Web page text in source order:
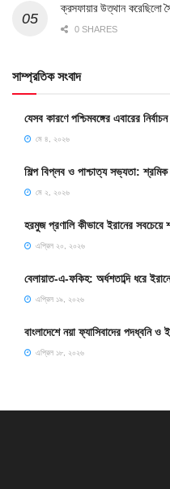
ক্রসফায়ার উত্থান করেছিলো
0 SHARES
সাম্প্রতিক সংবাদ
যেসব কারণে পশ্চিমবঙ্গের এবারের
মে ৪, ২০২৬
শিল্প বিপ্লব ও পাশ্চাত্য সভ্যতা: শ্রমিক
মে ২, ২০২৬
হরমুজ প্রণালি কীভাবে ইরানের সবচেয়ে
এপ্রিল ২০, ২০২৬
বেলায়াত-এ-ফকিহ: অর্ধশতাব্দি ধরে
এপ্রিল ১৯, ২০২৬
বাংলাদেশে নয়া ফ্যাসিবাদের পদধ্বনি ও
এপ্রিল ১৮, ২০২৬